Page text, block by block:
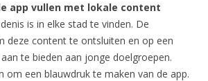
app vullen met lokale content
is in elke stad te vinden. De
deze content te ontsluiten en op een
te bieden aan jonge doelgroepen.
om een blauwdruk te maken van de app.